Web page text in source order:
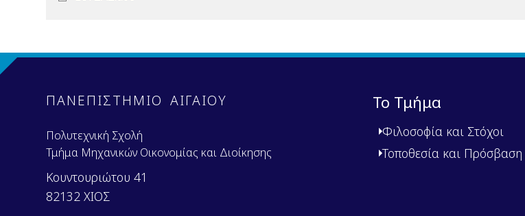
n
ΠΑΝΕΠΙΣΤΗΜΙΟ ΑΙΓΑΙΟΥ
Πολυτεχνική Σχολή
Τμήμα Μηχανικών Οικονομίας και Διοίκησης
Κουντουριώτου 41
82132 ΧΙΟΣ
Το Τμήμα
Φιλοσοφία και Στόχοι
Τοποθεσία και Πρόσβαση